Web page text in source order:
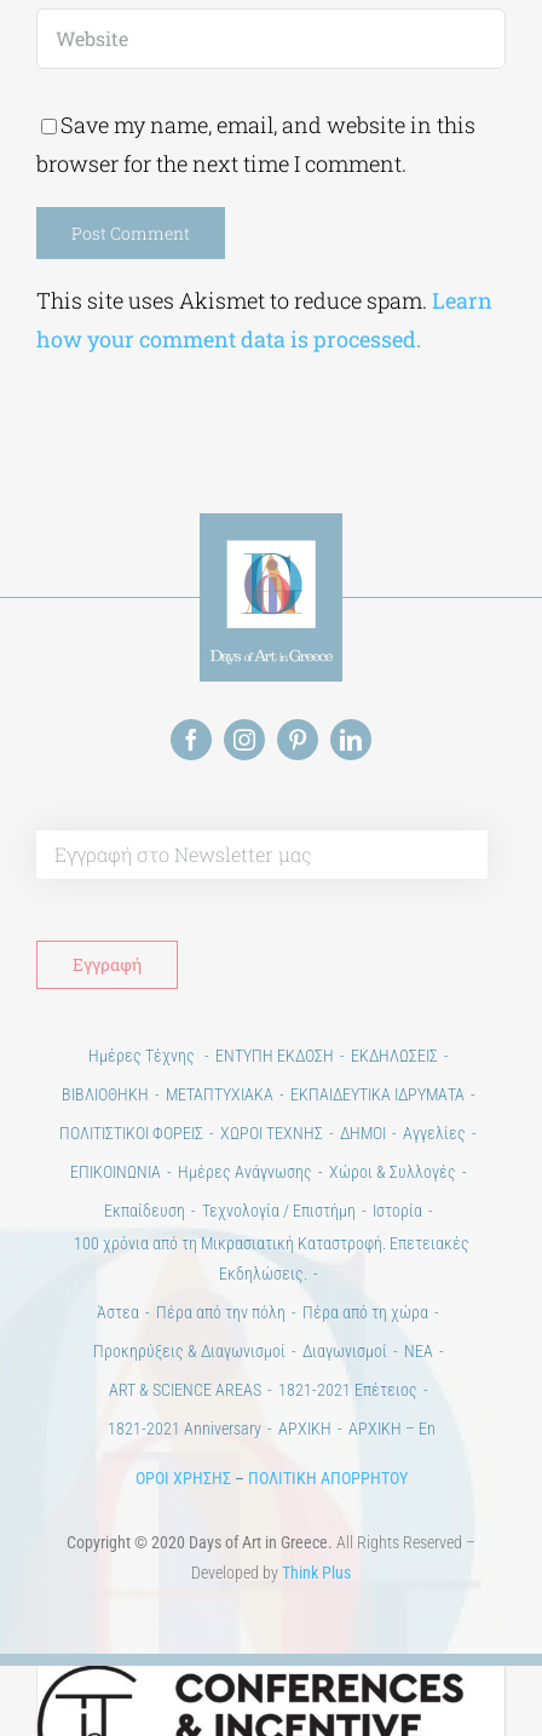
Save my name, email, and website in this
Alternative:
This site uses Akismet to reduce spam.
ΕΚΠΑΙΔΕΥΤΙΚΑ ΙΔΡΥΜΑΤΑ
ΠΟΛΙΤΙΣΤΙΚΟΙ ΦΟΡΕΙΣ
ΧΩΡΟΙ ΤΕΧΝΗΣ ΔΗΜΟΙ
Αγγελίες
ΕΠΙΚΟΙΝΩΝΙΑ
Ημέρες Ανάγνωσης
Χώροι & Συλλογές
Εκπαίδευση
Τεχνολογία / Επιστήμη
Ιστορία
100 χρόνια από τη Μικρασιατική Καταστροφή. Επετειακές
Εκδηλώσεις.
Πέρα από την πόλη
Πέρα από τη χώρα
Διαγωνισμοί
ART & SCIENCE AREAS
Copyright © 2020 Days of Art in Greece.All Rights Reserved –